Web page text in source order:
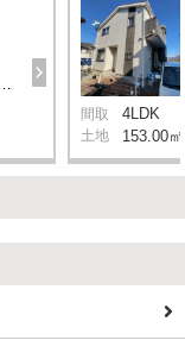
市金沢区富岡西4丁目
間取 4LDK
土地 153.00㎡